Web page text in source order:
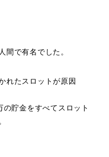
間で有名でした。
れたスロットが原因
貯金をすべてスロット